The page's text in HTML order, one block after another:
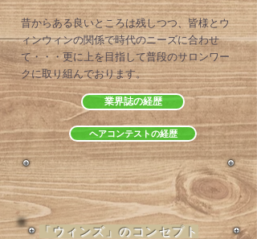
昔からある良いところは残しつつ、皆様とウ
ィンウィンの関係で時代のニーズに合わせ
て・・・更に上を目指して普段のサロンワー
クに取り組んでおります。
業界誌の経歴
ヘアコンテストの経歴
​「ウィンズ」のコンセプト